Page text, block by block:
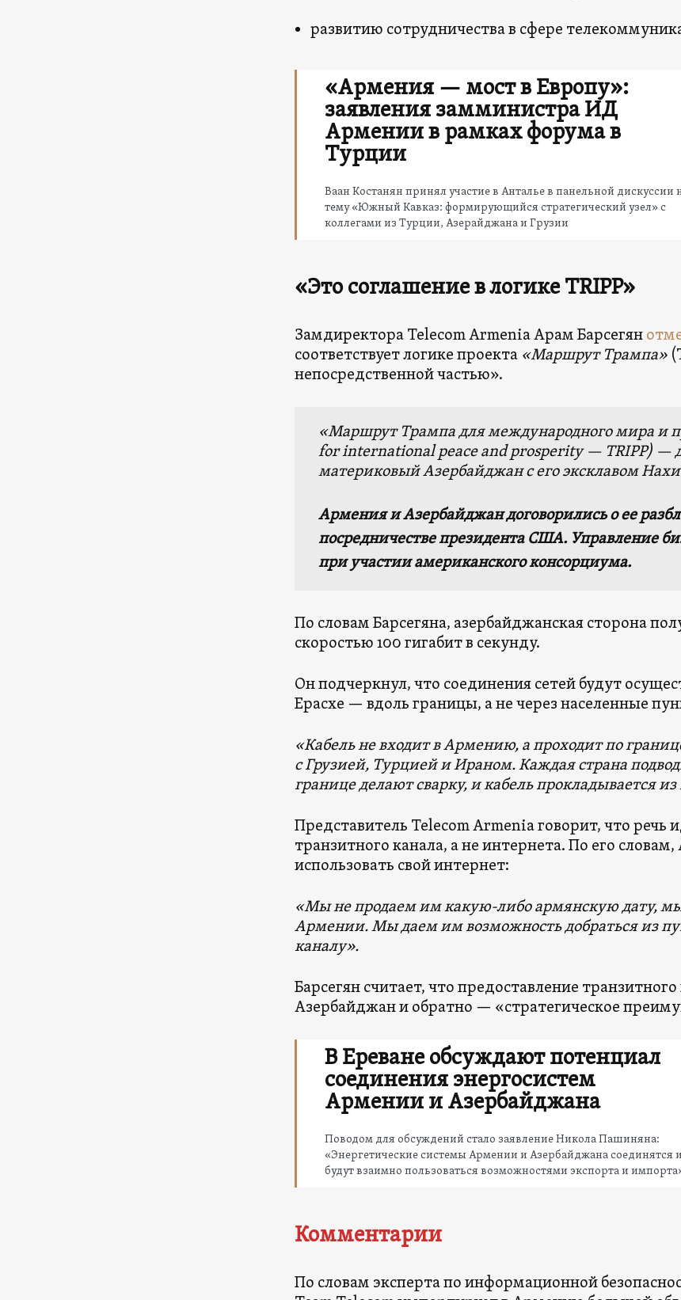
развитию сотрудничества в сфере
«Армения — мост в Европу»:
заявления замминистра ИД
Армении в рамках форума в
Турции
Ваан Костанян принял участие в Анталье в панельной дискуссии
тему «Южный Кавказ: формирующийся стратегический узел» с
коллегами из Турции, Азерайджана и Грузии
«Это соглашение в логике TRIPP»
Замдиректора Telecom Armenia Арам Барсегян
соответствует логике проекта «Маршрут Трампа»
непосредственной частью».
«Маршрут Трампа для международного мира и
for international peace and prosperity — TRIPP) —
материковый Азербайджан с его эксклавом
Армения и Азербайджан договорились о ее
посредничестве президента США. Управление
при участии американского консорциума.
По словам Барсегяна, азербайджанская сторона
скоростью 100 гигабит в секунду.
Он подчеркнул, что соединения сетей будут
Ерасхе — вдоль границы, а не через населенные
«Кабель не входит в Армению, а проходит по
с Грузией, Турцией и Ираном. Каждая страна
границе делают сварку, и кабель прокладывается
Представитель Telecom Armenia говорит, что речь
транзитного канала, а не интернета. По его
использовать свой интернет:
«Мы не продаем им какую-либо армянскую дату,
Армении. Мы даем им возможность добраться из
каналу».
Барсегян считает, что предоставление
Азербайджан и обратно — «стратегическое
В Ереване обсуждают потенциал
соединения энергосистем
Армении и Азербайджана
Поводом для обсуждений стало заявление Никола Пашиняна:
«Энергетические системы Армении и Азербайджана соединятся и
будут взаимно пользоваться возможностями экспорта и
Комментарии
По словам эксперта по информационной